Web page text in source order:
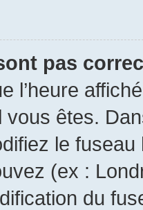
pas
l’heure
vous êtes.
le fuseau
(ex :
du